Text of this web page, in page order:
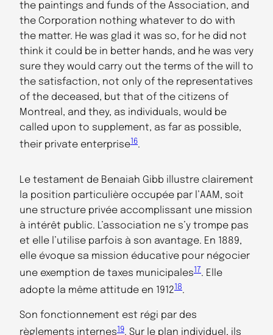
the paintings and funds of the Association, and
the Corporation nothing whatever to do with
the matter. He was glad it was so, for he did not
think it could be in better hands, and he was very
sure they would carry out the terms of the will to
the satisfaction, not only of the representatives
of the deceased, but that of the citizens of
Montreal, and they, as individuals, would be
called upon to supplement, as far as possible,
their private enterprise16.
Le testament de Benaiah Gibb illustre clairement
la position particulière occupée par l’AAM, soit
une structure privée accomplissant une mission
à intérêt public. L’association ne s’y trompe pas
et elle l’utilise parfois à son avantage. En 1889,
elle évoque sa mission éducative pour négocier
une exemption de taxes municipales17. Elle
adopte la même attitude en 191218.
Son fonctionnement est régi par des
règlements internes19. Sur le plan individuel, ils